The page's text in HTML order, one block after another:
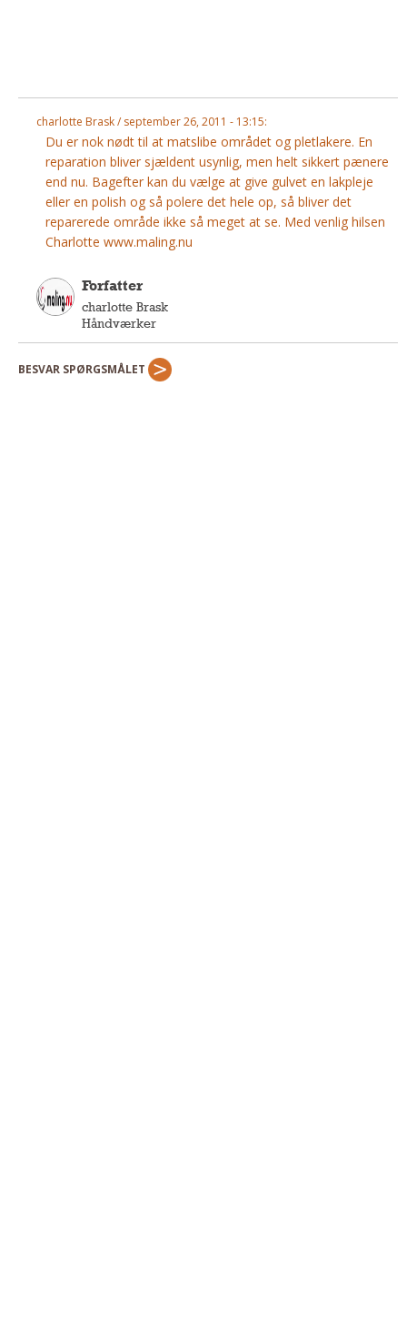
Andet
RENGØRING
Rengøring Af Overflader
Pletleksikon
charlotte Brask / september 26, 2011 - 13:15:
Du er nok nødt til at matslibe området og pletlakere. En
reparation bliver sjældent usynlig, men helt sikkert pænere
end nu. Bagefter kan du vælge at give gulvet en lakpleje
eller en polish og så polere det hele op, så bliver det
reparerede område ikke så meget at se. Med venlig hilsen
Charlotte www.maling.nu
Forfatter
charlotte Brask
Håndværker
BESVAR SPØRGSMÅLET